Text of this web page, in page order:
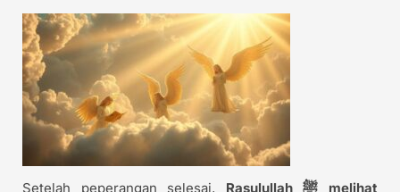
Setelah peperangan selesai, Rasulullah ﷺ melihat